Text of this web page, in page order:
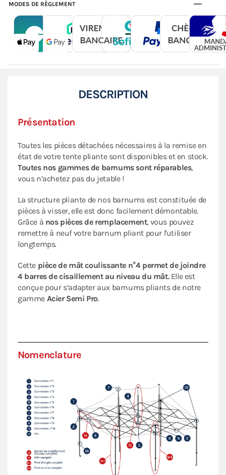
MODES DE RÈGLEMENT
DESCRIPTION
Présentation
Toutes les pièces détachées nécessaires à la remise en
état de votre tente pliante sont disponibles et en stock.
Toutes nos gammes de barnums sont réparables,
vous n’achetez pas du jetable !
La structure pliante de nos barnums est constituée de
pièces à visser, elle est donc facilement démontable.
Grâce à nos pièces de remplacement, vous pouvez
remettre à neuf votre barnum pliant pour l'utiliser
longtemps.
Cette pièce de mât coulissante n°4 permet de joindre
4 barres de cisaillement au niveau du mât. Elle est
conçue pour s’adapter aux barnums pliants de notre
gamme Acier Semi Pro.
Nomenclature